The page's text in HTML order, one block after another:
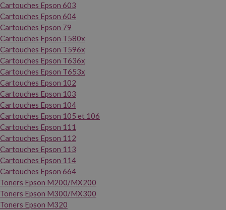
Cartouches Epson 603
Cartouches Epson 604
Cartouches Epson 79
Cartouches Epson T580x
Cartouches Epson T596x
Cartouches Epson T636x
Cartouches Epson T653x
Cartouches Epson 102
Cartouches Epson 103
Cartouches Epson 104
Cartouches Epson 105 et 106
Cartouches Epson 111
Cartouches Epson 112
Cartouches Epson 113
Cartouches Epson 114
Cartouches Epson 664
Toners Epson M200/MX200
Toners Epson M300/MX300
Toners Epson M320